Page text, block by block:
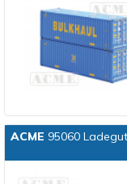
ACME 95060